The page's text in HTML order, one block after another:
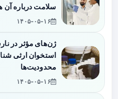
سلامت درباره آن
۱۴۰۵-۰۵-۱۶
ژن‌های مؤثر در
استخوان ارثی
محدودیت‌ها
۱۴۰۵-۰۵-۱۶